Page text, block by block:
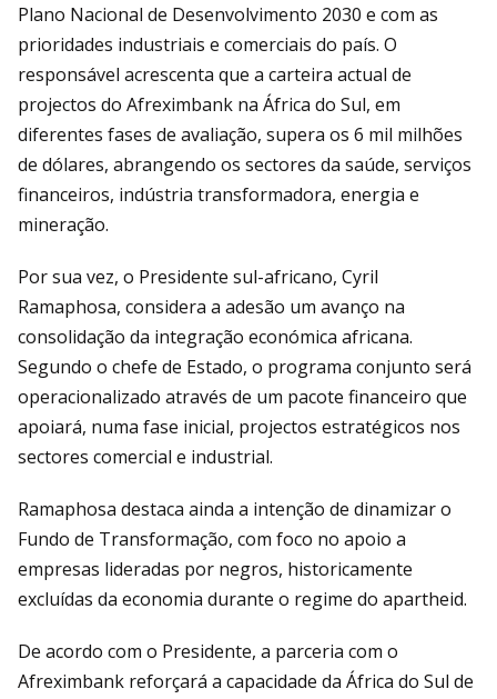
Plano Nacional de Desenvolvimento 2030 e com as
prioridades industriais e comerciais do país. O
responsável acrescenta que a carteira actual de
projectos do Afreximbank na África do Sul, em
diferentes fases de avaliação, supera os 6 mil milhões
de dólares, abrangendo os sectores da saúde, serviços
financeiros, indústria transformadora, energia e
mineração.
Por sua vez, o Presidente sul-africano, Cyril
Ramaphosa, considera a adesão um avanço na
consolidação da integração económica africana.
Segundo o chefe de Estado, o programa conjunto será
operacionalizado através de um pacote financeiro que
apoiará, numa fase inicial, projectos estratégicos nos
sectores comercial e industrial.
Ramaphosa destaca ainda a intenção de dinamizar o
Fundo de Transformação, com foco no apoio a
empresas lideradas por negros, historicamente
excluídas da economia durante o regime do apartheid.
De acordo com o Presidente, a parceria com o
Afreximbank reforçará a capacidade da África do Sul de